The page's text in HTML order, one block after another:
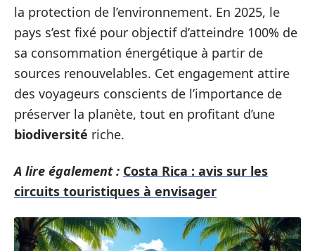
la protection de l’environnement. En 2025, le
pays s’est fixé pour objectif d’atteindre 100% de
sa consommation énergétique à partir de
sources renouvelables. Cet engagement attire
des voyageurs conscients de l’importance de
préserver la planète, tout en profitant d’une
biodiversité riche.
A lire également : Costa Rica : avis sur les
circuits touristiques à envisager